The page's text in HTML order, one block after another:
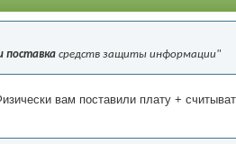
поставка средств защиты информации"
вам поставили плату +